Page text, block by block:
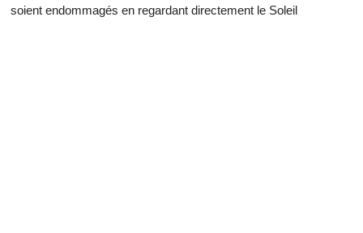
soient endommagés en regardant directement le Soleil